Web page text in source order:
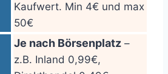
Kaufwert. Min 4€ und max
50€
Je nach Börsenplatz –
z.B. Inland 0,99€,